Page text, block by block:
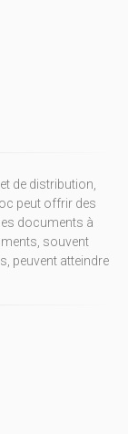
de distribution,
peut offrir des
documents à
souvent
peuvent atteindre